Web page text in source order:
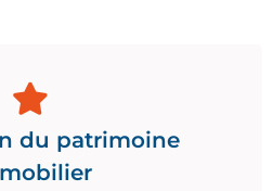
du patrimoine